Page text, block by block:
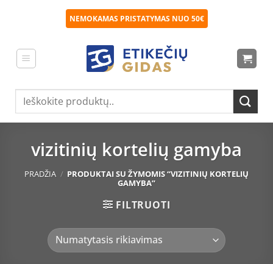
NEMOKAMAS PRISTATYMAS NUO 50€
Ieškoti:
vizitinių kortelių gamyba
PRADŽIA / PRODUKTAI SU ŽYMOMIS “VIZITINIŲ KORTELIŲ
GAMYBA”
FILTRUOTI